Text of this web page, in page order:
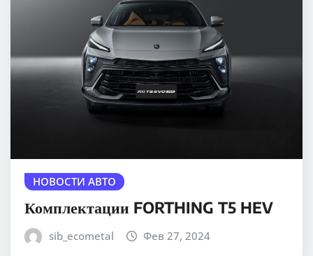
НОВОСТИ АВТО
Комплектации FORTHING T5 HEV
sib_ecometal Фев 27, 2024